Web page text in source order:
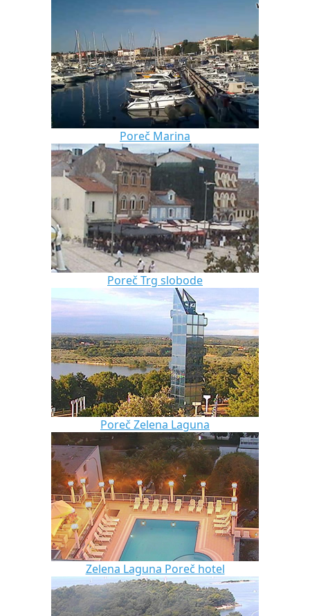
Poreč Marina
Poreč Trg slobode
Poreč Zelena Laguna
Zelena Laguna Poreč hotel